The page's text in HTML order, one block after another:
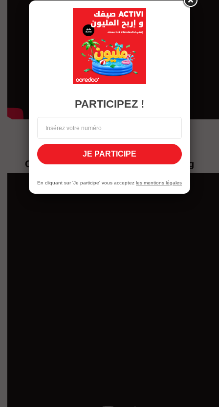
Comment activer le service roaming
PARTICIPEZ !
JE PARTICIPE
En cliquant sur 'Je participe' vous acceptez les mentions légales